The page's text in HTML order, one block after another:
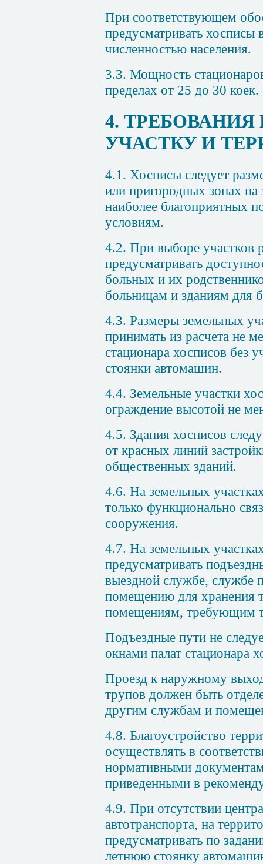
При соответствующем
предусматривать
численностью населения.
3.3. Мощность
пределах от 25 до 30 коек.
4.
УЧАСТКУ И
4.1. Хосписы следует
или пригородных зонах на
наиболее благоприятных
условиям.
4.2. При выборе участков
предусматривать
больных и их
больницам и зданиям для
4.3. Размеры земельных
принимать из расчета не
стационара хосписов без
стоянки автомашин.
4.4. Земельные участки
ограждение высотой не
4.5. Здания хосписов
от красных линий
общественных зданий.
4.6. На земельных
только функционально
сооружения.
4.7. На земельных
предусматривать
выездной службе, службе
помещению для хранения
помещениям, требующим
Подъездные пути не
окнами палат стационара
Проезд к наружному
трупов должен быть
другим службам и
4.8. Благоустройство
осуществлять в
нормативными
приведенными в
4.9. При отсутствии
автотранспорта, на
предусматривать по
летнюю стоянку